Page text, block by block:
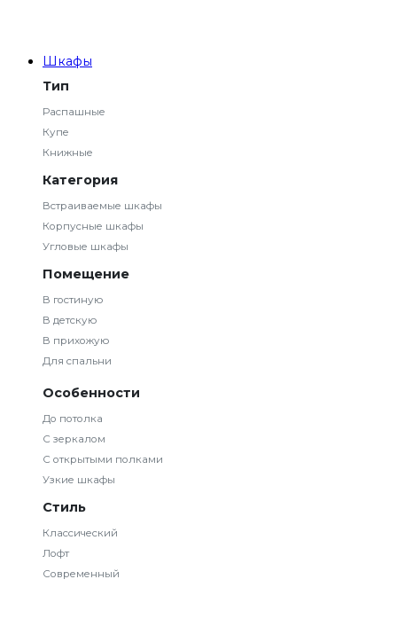
Шкафы
Тип
Распашные
Купе
Книжные
Категория
Встраиваемые шкафы
Корпусные шкафы
Угловые шкафы
Помещение
В гостиную
В детскую
В прихожую
Для спальни
Особенности
До потолка
С зеркалом
С открытыми полками
Узкие шкафы
Стиль
Классический
Лофт
Современный